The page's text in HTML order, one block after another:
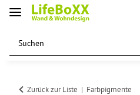
Zurück zur Liste Farbpigmente